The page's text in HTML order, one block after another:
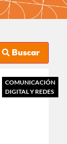
Buscar
COMUNICACIÓN
DIGITAL Y REDES